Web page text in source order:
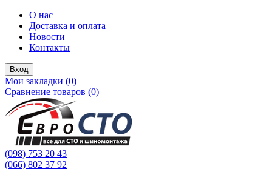
О нас
Доставка и оплата
Новости
Контакты
Вход
Мои закладки (0)
Сравнение товаров (0)
(098) 753 20 43
(066) 802 37 92